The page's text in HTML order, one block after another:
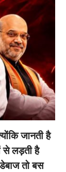
जानती है
से लड़ती है
तो बस